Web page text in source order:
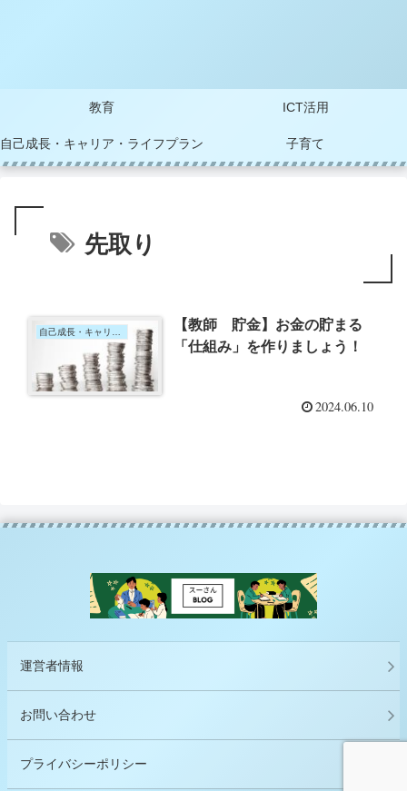
教育 ICT活用
自己成長・キャリア・ライフプラン 子育て
先取り
【教師 貯金】お金の貯まる
「仕組み」を作りましょう！
2024.06.10
運営者情報
お問い合わせ
プライバシーポリシー